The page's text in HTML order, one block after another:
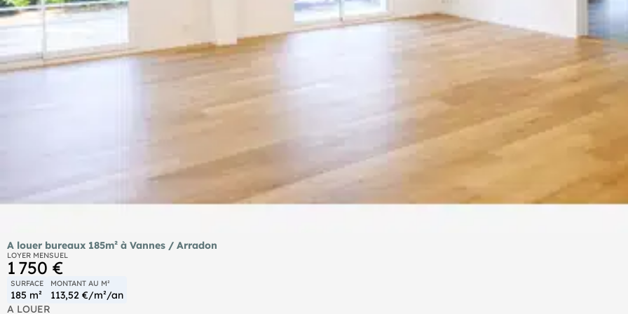
A louer bureaux 185m² à Vannes / Arradon
LOYER MENSUEL
1 750 €
SURFACE
185 m²
MONTANT AU M²
113,52 €/m²/an
A LOUER